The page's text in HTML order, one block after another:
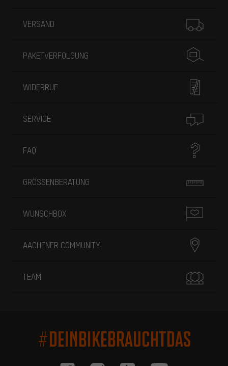
VERSAND
PAKETVERFOLGUNG
WIDERRUF
SERVICE
FAQ
GRÖSSENBERATUNG
WUNSCHBOX
AACHENER COMMUNITY
TEAM
#DEINBIKEBRAUCHTDAS